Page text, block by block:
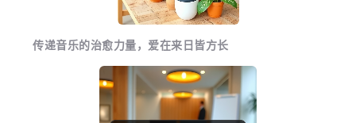
传递音乐的治愈力量，爱在来日皆方长